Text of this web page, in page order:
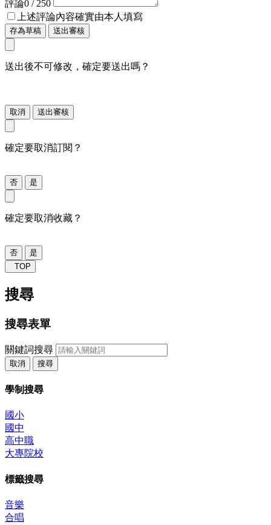
評論0 / 250
上述評論內容確實由本人填寫
存為草稿 送出審核
送出後不可修改，確定要送出嗎？
取消 送出審核
確定要取消訂閱？
否 是
確定要取消收藏？
否
是
TOP
搜尋
搜尋表單
關鍵詞搜尋
取消 搜尋
學制搜尋
國小
國中
高中職
大專院校
標籤搜尋
音樂
合唱